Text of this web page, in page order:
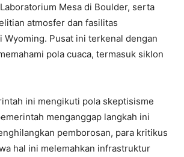
Mesa di Boulder, serta
atmosfer dan fasilitas
Wyoming. Pusat ini terkenal dengan
pola cuaca, termasuk siklon
ini mengikuti pola skeptisisme
menganggap langkah ini
pemborosan, para kritikus
hal ini melemahkan infrastruktur